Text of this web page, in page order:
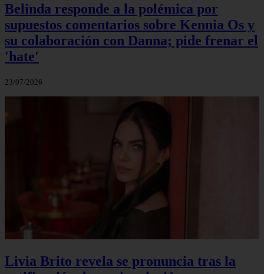
Belinda responde a la polémica por
supuestos comentarios sobre Kennia Os y
su colaboración con Danna; pide frenar el
'hate'
23/07/2026
Livia Brito revela se pronuncia tras la